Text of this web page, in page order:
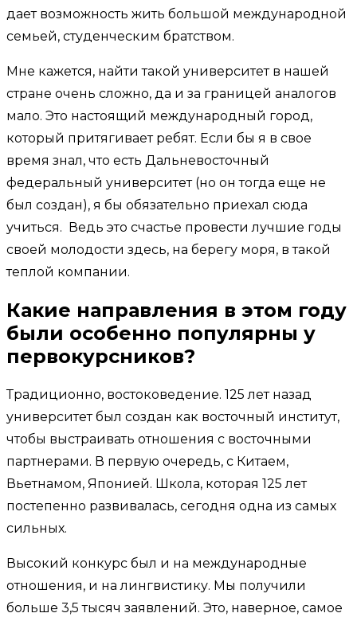
дает возможность жить большой международной
семьей, студенческим братством.
Мне кажется, найти такой университет в нашей
стране очень сложно, да и за границей аналогов
мало. Это настоящий международный город,
который притягивает ребят. Если бы я в свое
время знал, что есть Дальневосточный
федеральный университет (но он тогда еще не
был создан), я бы обязательно приехал сюда
учиться. Ведь это счастье провести лучшие годы
своей молодости здесь, на берегу моря, в такой
теплой компании.
Какие направления в этом году
были особенно популярны у
первокурсников?
Традиционно, востоковедение. 125 лет назад
университет был создан как восточный институт,
чтобы выстраивать отношения с восточными
партнерами. В первую очередь, с Китаем,
Вьетнамом, Японией. Школа, которая 125 лет
постепенно развивалась, сегодня одна из самых
сильных.
Высокий конкурс был и на международные
отношения, и на лингвистику. Мы получили
больше 3,5 тысяч заявлений. Это, наверное, самое